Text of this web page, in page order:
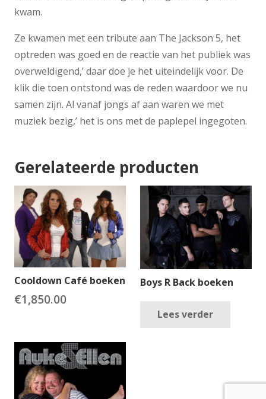
kwam.
Ze kwamen met een tribute aan The Jackson 5, het
optreden was goed en de reactie van het publiek was
overweldigend,’ daar doe je het uiteindelijk voor. De
klik die toen ontstond was de reden waardoor we nu
samen zijn. Al vanaf jongs af aan waren we met
muziek bezig,’ het is ons met de paplepel ingegoten.
Gerelateerde producten
Cooldown Café boeken
€1,850.00
Boys R Back boeken
Lees verder